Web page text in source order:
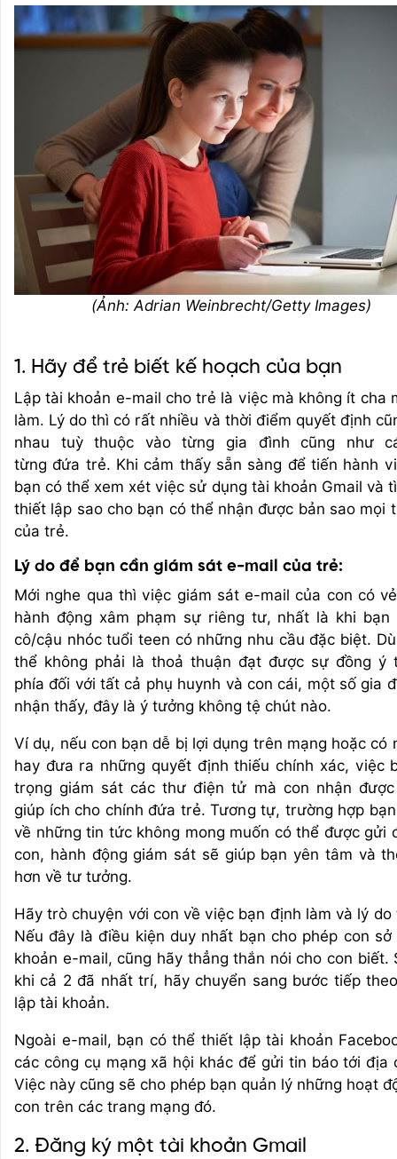
(Ảnh: Adrian Weinbrecht/Getty Images)
1. Hãy để trẻ biết kế hoạch của bạn
Lập tài khoản e-mail cho trẻ là việc mà không ít cha
làm. Lý do thì có rất nhiều và thời điểm quyết định
nhau tuỳ thuộc vào từng gia đình cũng như
từng đứa trẻ. Khi cảm thấy sẵn sàng để tiến hành
bạn có thể xem xét việc sử dụng tài khoản Gmail và
thiết lập sao cho bạn có thể nhận được bản sao mọi
của trẻ.
Lý do để bạn cần giám sát e-mail của trẻ:
Mới nghe qua thì việc giám sát e-mail của con có
hành động xâm phạm sự riêng tư, nhất là khi bạn
cô/cậu nhóc tuổi teen có những nhu cầu đặc biệt.
thể không phải là thoả thuận đạt được sự đồng ý
phía đối với tất cả phụ huynh và con cái, một số gia
nhận thấy, đây là ý tưởng không tệ chút nào.
Ví dụ, nếu con bạn dễ bị lợi dụng trên mạng hoặc có
hay đưa ra những quyết định thiếu chính xác, việc
trọng giám sát các thư điện tử mà con nhận
giúp ích cho chính đứa trẻ. Tương tự, trường hợp
về những tin tức không mong muốn có thể được gửi
con, hành động giám sát sẽ giúp bạn yên tâm và
hơn về tư tưởng.
Hãy trò chuyện với con về việc bạn định làm và lý do
Nếu đây là điều kiện duy nhất bạn cho phép con
khoản e-mail, cũng hãy thẳng thắn nói cho con biết.
khi cả 2 đã nhất trí, hãy chuyển sang bước tiếp
lập tài khoản.
Ngoài e-mail, bạn có thể thiết lập tài khoản
các công cụ mạng xã hội khác để gửi tin báo tới địa
Việc này cũng sẽ cho phép bạn quản lý những hoạt
con trên các trang mạng đó.
2. Đăng ký một tài khoản Gmail